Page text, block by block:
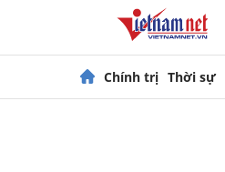
Chính trị Thời sự